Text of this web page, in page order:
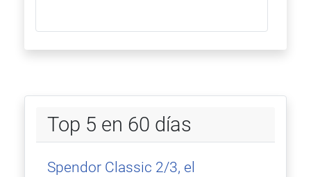
Top 5 en 60 días
Spendor Classic 2/3, el